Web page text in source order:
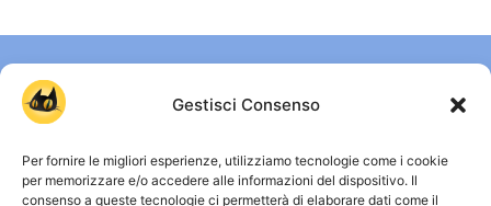
Gestisci Consenso
Per fornire le migliori esperienze, utilizziamo tecnologie come i cookie
per memorizzare e/o accedere alle informazioni del dispositivo. Il
consenso a queste tecnologie ci permetterà di elaborare dati come il